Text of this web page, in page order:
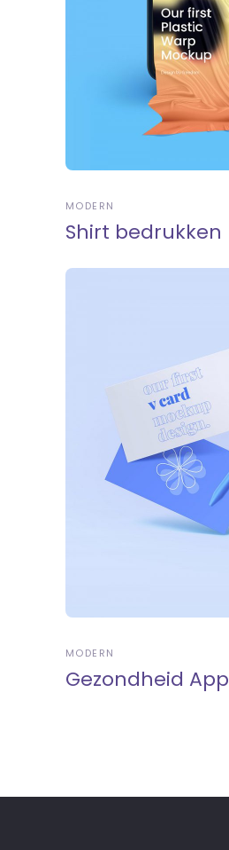
MODERN
Shirt bedrukken
MODERN
Gezondheid App